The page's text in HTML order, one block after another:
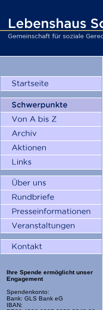
Ihre Spende ermöglicht unser
Engagement
Spendenkonto:
Bank: GLS Bank eG
IBAN: